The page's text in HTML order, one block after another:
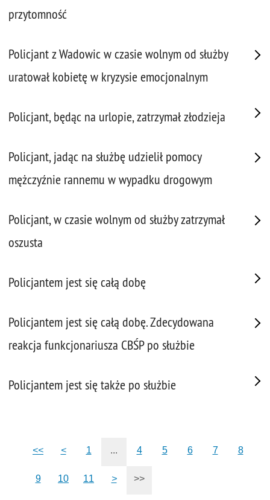
przytomność
Policjant z Wadowic w czasie wolnym od służby
uratował kobietę w kryzysie emocjonalnym
Policjant, będąc na urlopie, zatrzymał złodzieja
Policjant, jadąc na służbę udzielił pomocy
mężczyźnie rannemu w wypadku drogowym
Policjant, w czasie wolnym od służby zatrzymał
oszusta
Policjantem jest się całą dobę
Policjantem jest się całą dobę. Zdecydowana
reakcja funkcjonariusza CBŚP po służbie
Policjantem jest się także po służbie
<< < 1 ... 4 5 6 7 8
9 10 11 > >>